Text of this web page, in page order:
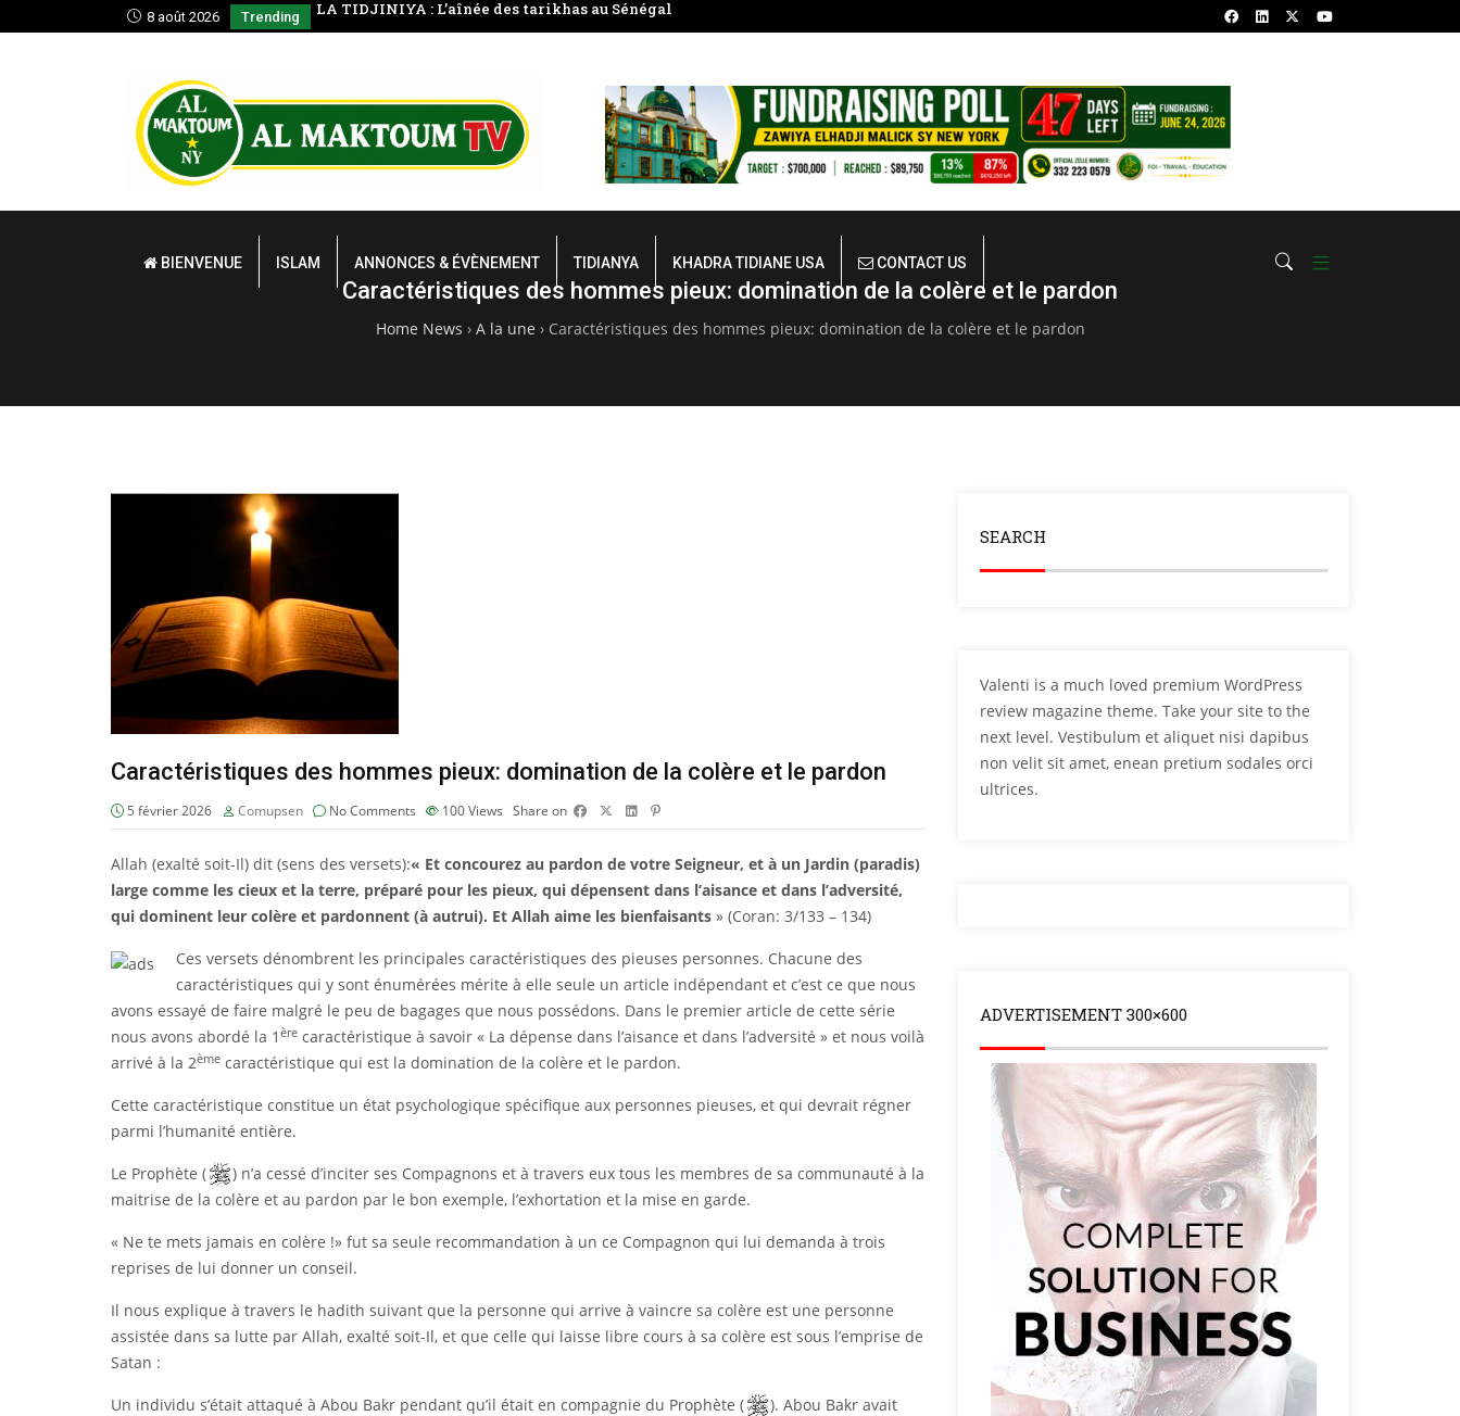
8 août 2026 Trending
La prière en voyage LA TIDJINIYA : L’aînée des tarikhas au Sénégal ALHAMDOULILAHI HEUZA CHAYKHOU
DE SERIGNE BABACAR SY الحمد لله هـاذا الشّيخ
BIENVENUE ISLAM ANNONCES & ÉVÈNEMENT TIDIANYA KHADRA TIDIANE USA CONTACT US
Caractéristiques des hommes pieux: domination de la colère et le pardon
Home News › A la une › Caractéristiques des hommes pieux: domination de la colère et le pardon
Caractéristiques des hommes pieux: domination de la colère et le pardon
5 février 2026 Comupsen No Comments 100Views Share on
Allah (exalté soit-Il) dit (sens des versets):« Et concourez au pardon de votre Seigneur, et à un Jardin (paradis)
large comme les cieux et la terre, préparé pour les pieux, qui dépensent dans l’aisance et dans l’adversité,
qui dominent leur colère et pardonnent (à autrui). Et Allah aime les bienfaisants » (Coran: 3/133 – 134)
Ces versets dénombrent les principales caractéristiques des pieuses personnes. Chacune des
caractéristiques qui y sont énumérées mérite à elle seule un article indépendant et c’est ce que nous
avons essayé de faire malgré le peu de bagages que nous possédons. Dans le premier article de cette série
nous avons abordé la 1 ère caractéristique à savoir « La dépense dans l’aisance et dans l’adversité » et nous voilà
arrivé à la 2ème caractéristique qui est la domination de la colère et le pardon.
Cette caractéristique constitue un état psychologique spécifique aux personnes pieuses, et qui devrait régner
parmi l’humanité entière.
Le Prophète (
) n’a cessé d’inciter ses Compagnons et à travers eux tous les membres de sa communauté à la
maitrise de la colère et au pardon par le bon exemple, l’exhortation et la mise en garde.
« Ne te mets jamais en colère !» fut sa seule recommandation à un ce Compagnon qui lui demanda à trois
reprises de lui donner un conseil.
Il nous explique à travers le hadith suivant que la personne qui arrive à vaincre sa colère est une personne
assistée dans sa lutte par Allah, exalté soit-Il, et que celle qui laisse libre cours à sa colère est sous l’emprise de
Satan :
Un individu s’était attaqué à Abou Bakr pendant qu’il était en compagnie du Prophète (
). Abou Bakr avait
SEARCH
Valenti is a much loved premium WordPress
review magazine theme. Take your site to the
next level. Vestibulum et aliquet nisi dapibus
non velit sit amet, enean pretium sodales orci
ultrices.
ADVERTISEMENT 300×600